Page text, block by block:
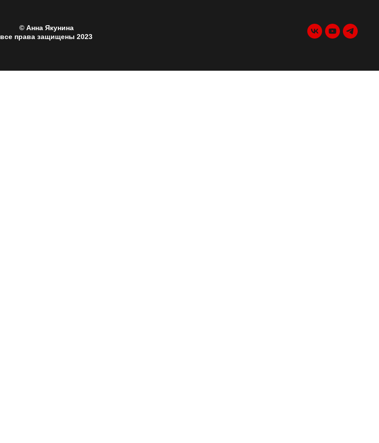
© Анна Якунина
все права защищены 2023